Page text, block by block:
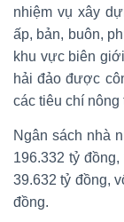
nhiệm vụ xây
ấp, bản, buôn,
khu vực biên
hải đảo được
các tiêu chí
Ngân sách nhà
196.332 tỷ
39.632 tỷ đồng,
đồng.